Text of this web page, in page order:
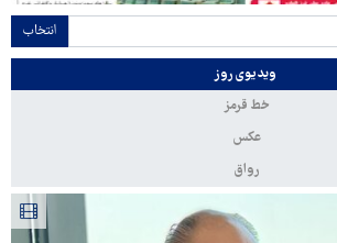
انتخاب
ویدیوی روز
خط قرمز
عکس
رواق